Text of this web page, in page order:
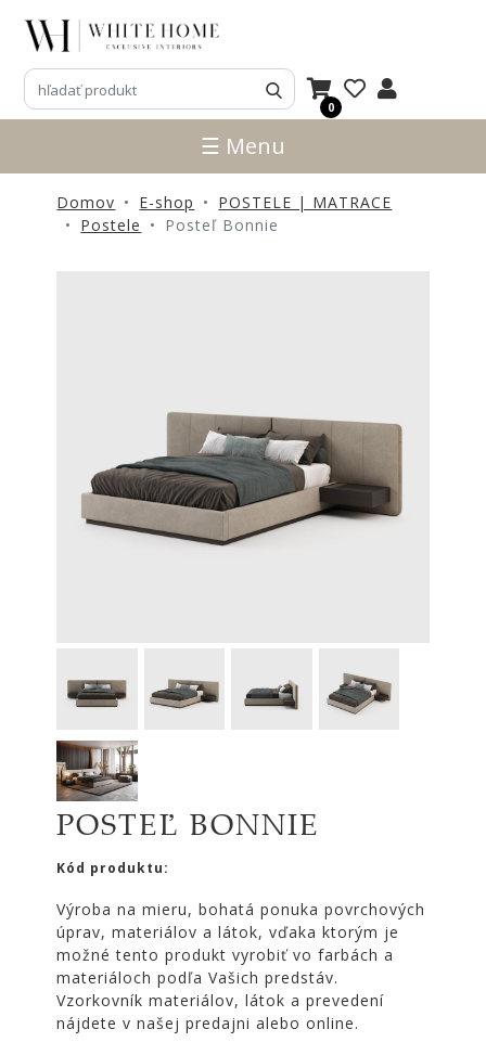
0
3D
NÁVRHY
NOVINKY
PRODUKTY
SKRINKY
KOMODY
MATRACE
SVIETIDLÁ
ZRKADLÁ
DOPLNKY
EXTERIÉROVÝ
SVIEČKY
CÔTE
NOIRE
Obklady
☰ Menu
Domov E-shop
POSTELE | MATRACE
Postele
Posteľ Bonnie
POSTEĽ BONNIE
Kód produktu:
Výroba na mieru, bohatá ponuka povrchových
úprav, materiálov a látok, vďaka ktorým je
možné tento produkt vyrobiť vo farbách a
materiáloch podľa Vašich predstáv.
Vzorkovník materiálov, látok a prevedení
nájdete v našej predajni alebo online.